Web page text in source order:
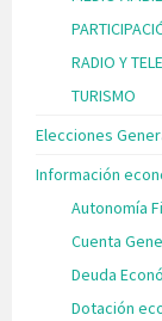
RADIO Y
TURISMO
Elecciones
Información
Autonomía
Cuenta
Deuda
Dotación